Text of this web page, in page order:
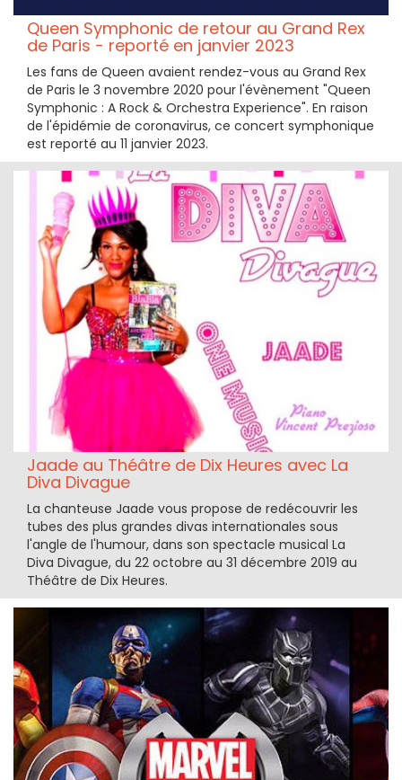
Queen Symphonic de retour au Grand Rex
de Paris - reporté en janvier 2023
Les fans de Queen avaient rendez-vous au Grand Rex
de Paris le 3 novembre 2020 pour l'évènement "Queen
Symphonic : A Rock & Orchestra Experience". En raison
de l'épidémie de coronavirus, ce concert symphonique
est reporté au 11 janvier 2023.
Jaade au Théâtre de Dix Heures avec La
Diva Divague
La chanteuse Jaade vous propose de redécouvrir les
tubes des plus grandes divas internationales sous
l'angle de l'humour, dans son spectacle musical La
Diva Divague, du 22 octobre au 31 décembre 2019 au
Théâtre de Dix Heures.